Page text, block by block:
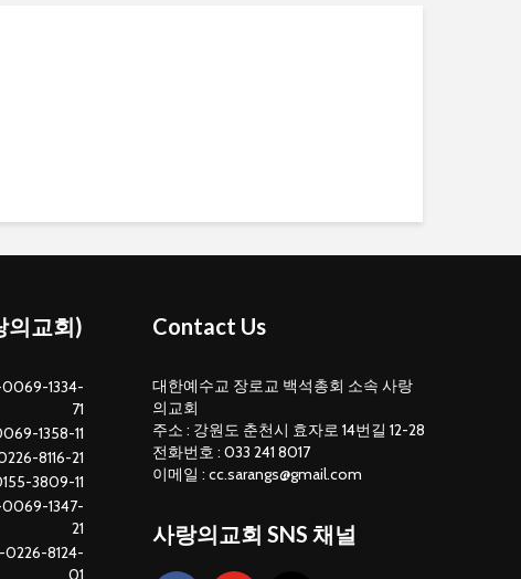
의교회)
0069-1334-
71
1358-11
8116-21
3809-11
0069-1347-
21
0226-8124-
01
Contact Us
대한예수교 장로교 백석총회 소속 사랑
의교회
주소 : 강원도 춘천시 효자로 14번길 12-28
전화번호 : 033 241 8017
이메일 : cc.sarangs@gmail.com
사랑의교회 SNS 채널